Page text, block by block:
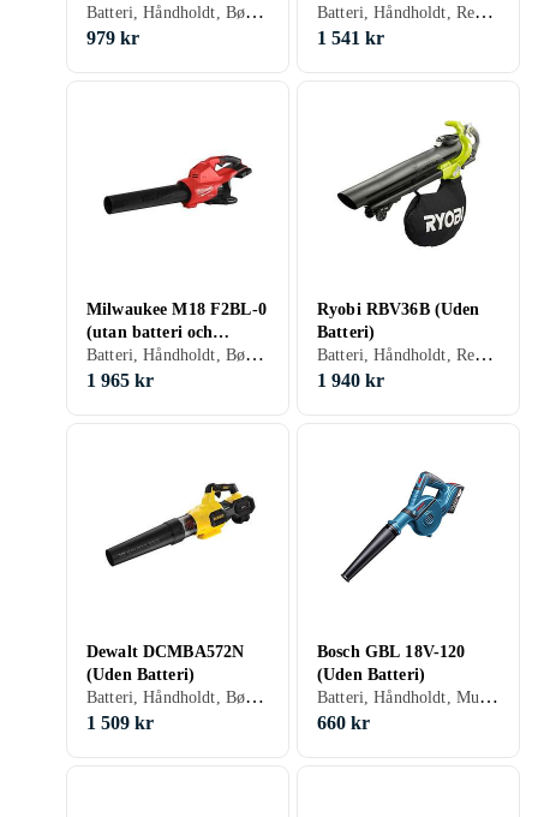
(Utan Batteri)
Batteri, Håndholdt, Børsteløs motor, Mulcher
979 kr
Batteri, Håndholdt, Rem, Vakuumfunktion, Børsteløs motor
1 541 kr
Milwaukee M18 F2BL-0
(utan batteri och
laddare)
Batteri, Håndholdt, Børsteløs motor
1 965 kr
Ryobi RBV36B (Uden
Batteri)
Batteri, Håndholdt, Rem, Vakuumfunktion, Børsteløs motor, Mulcher
1 940 kr
Dewalt DCMBA572N
(Uden Batteri)
Batteri, Håndholdt, Børsteløs motor, Variabel hastighed, Mulcher
1 509 kr
Bosch GBL 18V-120
(Uden Batteri)
Batteri, Håndholdt, Mulcher
660 kr